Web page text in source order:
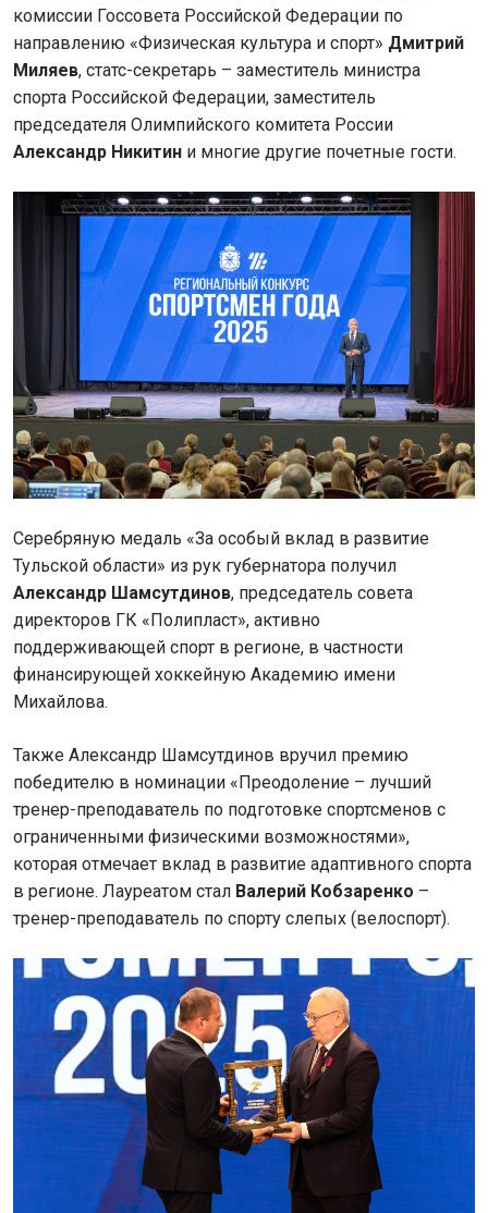
комиссии Госсовета Российской Федерации по
направлению «Физическая культура и спорт» Дмитрий
Миляев, статс-секретарь – заместитель министра
спорта Российской Федерации, заместитель
председателя Олимпийского комитета России
Александр Никитин и многие другие почетные гости.
Серебряную медаль «За особый вклад в развитие
Тульской области» из рук губернатора получил
Александр Шамсутдинов, председатель совета
директоров ГК «Полипласт», активно
поддерживающей спорт в регионе, в частности
финансирующей хоккейную Академию имени
Михайлова.
Также Александр Шамсутдинов вручил премию
победителю в номинации «Преодоление – лучший
тренер-преподаватель по подготовке спортсменов с
ограниченными физическими возможностями»,
которая отмечает вклад в развитие адаптивного спорта
в регионе. Лауреатом стал Валерий Кобзаренко –
тренер-преподаватель по спорту слепых (велоспорт).